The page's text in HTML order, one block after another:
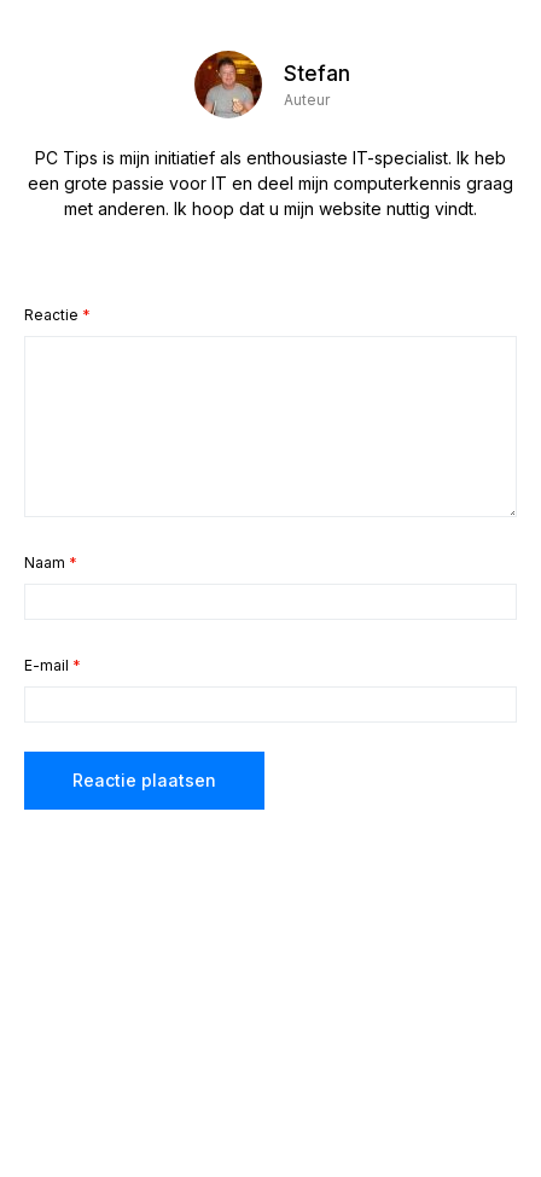
Stefan
Auteur
PC Tips is mijn initiatief als enthousiaste IT-specialist. Ik heb
een grote passie voor IT en deel mijn computerkennis graag
met anderen. Ik hoop dat u mijn website nuttig vindt.
Reactie *
Naam *
E-mail *